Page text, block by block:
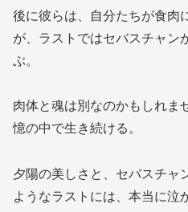
後に彼らは、自分たちが食肉
が、ラストではセバスチャン
ぶ。
肉体と魂は別なのかもしれま
憶の中で生き続ける。
夕陽の美しさと、セバスチャ
ようなラストには、本当に泣